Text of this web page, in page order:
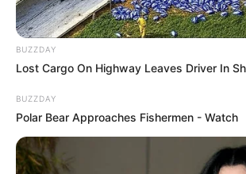
Ocasamentoé um dos momentos
importantes na vida de qualquer
vários rituais, um deles é o bem
receber uma embalagem feita de
algum detalhe feito com essa
também temlembrancinhas de
como noivinhos de amigurumi ou
em miniatura.
BUZZDAY
Lost Cargo On Highway Leaves Driver In
BUZZDAY
Polar Bear Approaches Fishermen - Watch